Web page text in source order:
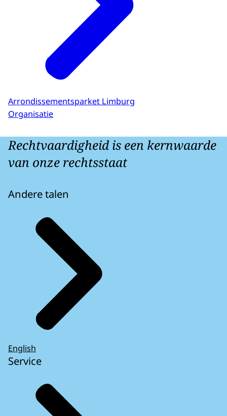
Arrondissementsparket Limburg
Organisatie
Rechtvaardigheid is een kernwaarde
van onze rechtsstaat
Andere talen
English
Service